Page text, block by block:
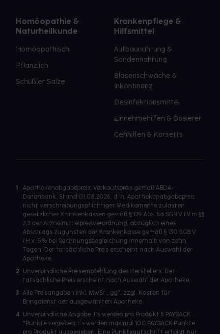
Homöopathie &
Naturheilkunde
Homöopathisch
Pflanzlich
Schüßler Salze
Krankenpflege &
Hilfsmittel
Aufbaunahrung &
Sondennahrung
Blasenschwäche &
Inkontinenz
Desinfektionsmittel
Einnehmehilfen & Dosierer
Gehhilfen & Korsetts
1
Apothekenabgabepreis: Verkaufspreis gemäß ABDA-
Datenbank, Stand 01.08.2026, d. h. Apothekenabgabepreis
nicht verschreibungspflichtiger Medikamente zulasten
gesetzlicher Krankenkassen gemäß § 129 Abs. 5a SGB V i.V.m §§
2,3 der Arzneimittelpreisverordnung, abzüglich eines
Abschlags zugunsten der Krankenkasse gemäß § 130 SGB V
i.H.v. 5% bei Rechnungsbegleichung innerhalb von zehn
Tagen. Der tatsächliche Preis erscheint nach Auswahl der
Apotheke.
2 Unverbindliche Preisempfehlung des Herstellers. Der
tatsächliche Preis erscheint nach Auswahl der Apotheke.
3 Alle Preisangaben inkl. MwSt., ggf. zzgl. Kosten für
Bringdienst der ausgewählten Apotheke.
4 Unverbindliche Angabe. Es werden pro Produkt 5 PAYBACK
°Punkte vergeben. Es werden maximal 100 PAYBACK Punkte
pro Produkt ausgegeben. Eine Punktegutschrift erfolgt nur